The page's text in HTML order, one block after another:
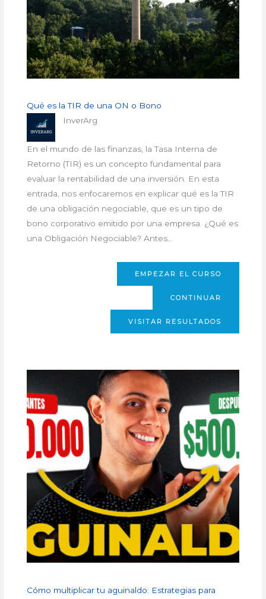
Qué es la TIR de una ON o Bono
InverArg
En el mundo de las finanzas, la Tasa Interna de
Retorno (TIR) es un concepto fundamental para
evaluar la rentabilidad de una inversión. En esta
entrada, nos enfocaremos en explicar qué es la TIR
de una obligación negociable, que es un tipo de
bono corporativo emitido por una empresa. ¿Qué es
una Obligación Negociable? Antes…
EMPEZAR EL CURSO
CONTINUAR
VISITAR RESULTADOS
Cómo multiplicar tu aguinaldo: Estrategias para